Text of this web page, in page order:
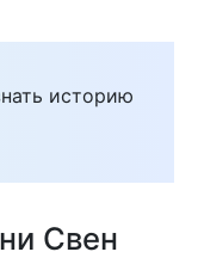
историю
Свен